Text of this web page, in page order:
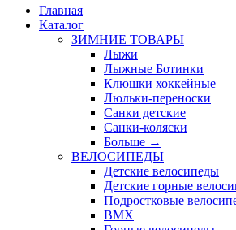
Главная
Каталог
ЗИМНИЕ ТОВАРЫ
Лыжи
Лыжные Ботинки
Клюшки хоккейные
Люльки-переноски
Санки детские
Санки-коляски
Больше →
ВЕЛОСИПЕДЫ
Детские велосипеды
Детские горные
Подростковые
BMX